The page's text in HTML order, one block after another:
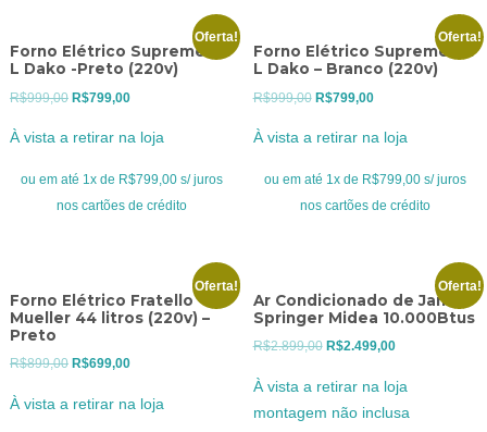
Oferta!
Forno Elétrico Supreme 44
L Dako -Preto (220v)
R$999,00 O
era:
R$999,00.
R$799,00O
atual
é:
R$799,00.
À vista a retirar na loja
ou em até 1x de R$799,00 s/ juros
nos cartões de crédito
Oferta!
Forno Elétrico Supreme 44
L Dako – Branco (220v)
R$999,00 O
era:
R$999,00.
R$799,00O
atual
é:
R$799,00.
À vista a retirar na loja
ou em até 1x de R$799,00 s/ juros
nos cartões de crédito
Oferta!
Forno Elétrico Fratello
Mueller 44 litros (220v) –
Preto
R$899,00 OR$699,00O
atual
À vista a retirar na loja
Oferta!
Ar Condicionado de Janela
Springer Midea 10.000Btus
R$2.899,00 OR$2.499,00O
atual
À vista a retirar na loja
montagem não inclusa